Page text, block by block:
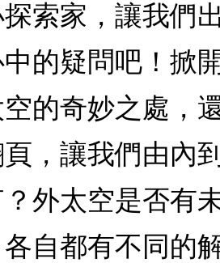
索家，讓我們
的疑問吧！掀
的奇妙之處，
，讓我們由內
外太空是否有
自都有不同的